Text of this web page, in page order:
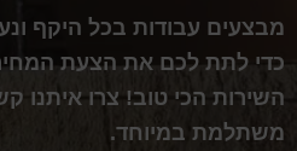
מבצעים עבודות בכל היקף
כדי לתת לכם את הצעת
השירות הכי טוב! צרו
משתלמת במיוחד.